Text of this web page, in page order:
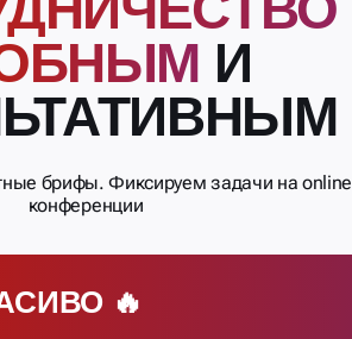
И
брифы. Фиксируем задачи на online
конференции
🔥